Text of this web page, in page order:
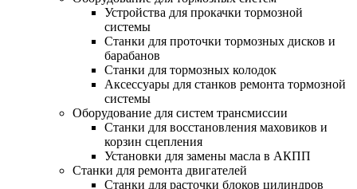
Устройства для прокачки тормозной
системы
Станки для проточки тормозных дисков и
барабанов
Станки для тормозных колодок
Аксессуары для станков ремонта тормозной
системы
Оборудование для систем трансмиссии
Станки для восстановления маховиков и
корзин сцепления
Установки для замены масла в АКПП
Станки для ремонта двигателей
Станки для расточки блоков цилиндров